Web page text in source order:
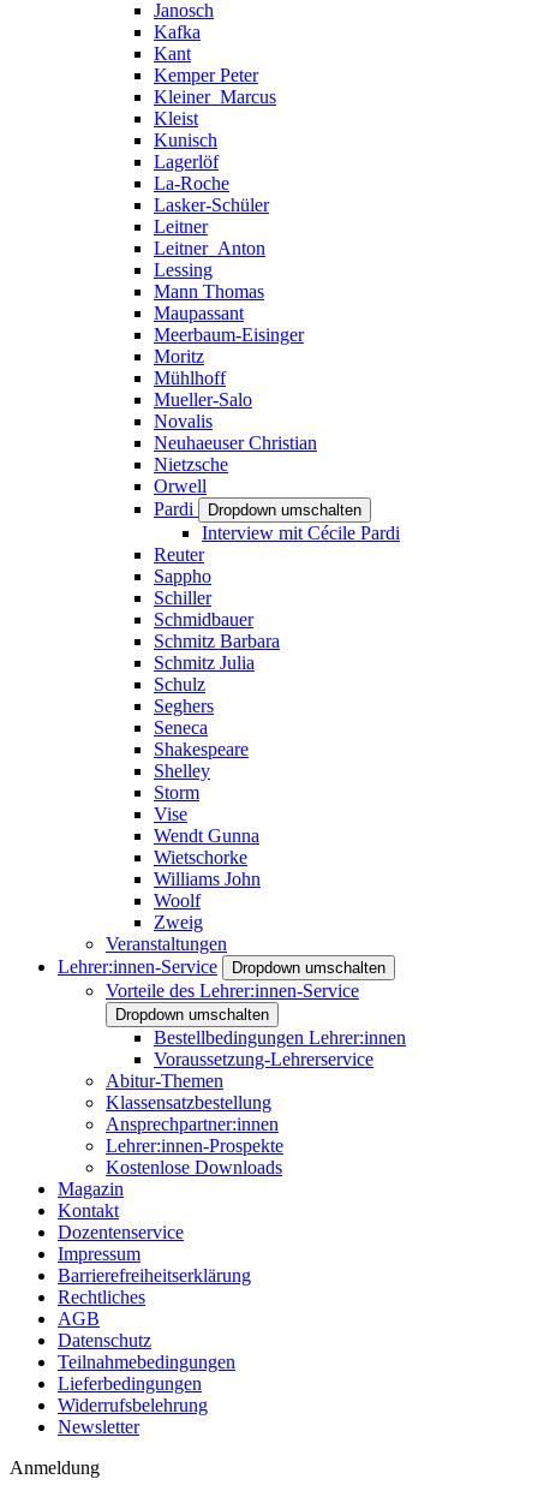
Janosch
Kafka
Kant
Kemper Peter
Kleiner_Marcus
Kleist
Kunisch
Lagerlöf
La-Roche
Lasker-Schüler
Leitner
Leitner_Anton
Lessing
Mann Thomas
Maupassant
Meerbaum-Eisinger
Moritz
Mühlhoff
Mueller-Salo
Novalis
Neuhaeuser Christian
Nietzsche
Orwell
Pardi
Dropdown umschalten
Interview mit Cécile Pardi
Reuter
Sappho
Schiller
Schmidbauer
Schmitz Barbara
Schmitz Julia
Schulz
Seghers
Seneca
Shakespeare
Shelley
Storm
Vise
Wendt Gunna
Wietschorke
Williams John
Woolf
Zweig
Veranstaltungen
Lehrer:innen-Service
Dropdown umschalten
Vorteile des Lehrer:innen-Service
Dropdown umschalten
Bestellbedingungen Lehrer:innen
Voraussetzung-Lehrerservice
Abitur-Themen
Klassensatzbestellung
Ansprechpartner:innen
Lehrer:innen-Prospekte
Kostenlose Downloads
Magazin
Kontakt
Dozentenservice
Impressum
Barrierefreiheitserklärung
Rechtliches
AGB
Datenschutz
Teilnahmebedingungen
Lieferbedingungen
Widerrufsbelehrung
Newsletter
Anmeldung